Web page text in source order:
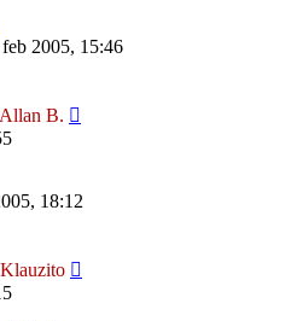
2005, 15:46
Allan B.
18:12
Klauzito